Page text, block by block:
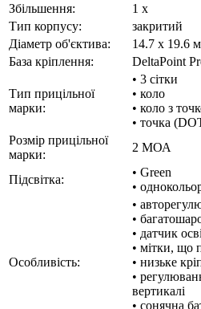
Збільшення:
1 x
Тип корпусу:
закритий
Діаметр об'єктива:
14.7 x 19.6
База кріплення:
DeltaPoint
Тип прицільної
марки:
• 3 сітки
• коло
• коло з
• точка
Розмір прицільної
марки:
2 МОА
Підсвітка:
• Green
•
Особливість:
•
•
• датчик
• мітки, що
• низьке
•
вертикалі
• сонячна